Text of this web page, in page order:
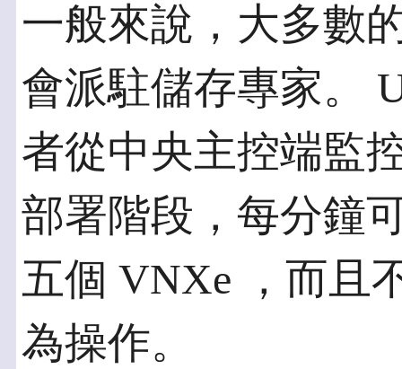
一般來說，大多數
會派駐儲存專家。
者從中央主控端監
部署階段，每分鐘
五個 VNXe ，而且
為操作。